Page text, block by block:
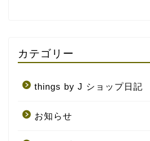
カテゴリー
things by J ショップ日記
お知らせ